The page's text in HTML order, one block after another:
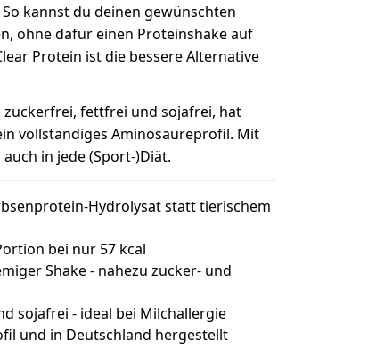
kannst du deinen gewünschten
ohne dafür einen Proteinshake auf
Protein ist die bessere Alternative
zuckerfrei, fettfrei und sojafrei, hat
vollständiges Aminosäureprofil. Mit
in jede (Sport-)Diät.
Hydrolysat statt tierischem
bei nur 57 kcal
Shake - nahezu zucker- und
sojafrei - ideal bei Milchallergie
und in Deutschland hergestellt